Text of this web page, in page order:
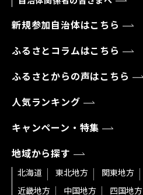
新規参加自治体はこちら
ふるさとコラムはこちら
ふるさとからの声はこちら
人気ランキング
キャンペーン・特集
地域から探す
北海道 東北地方 関東地方
近畿地方
中国地方
四国地方